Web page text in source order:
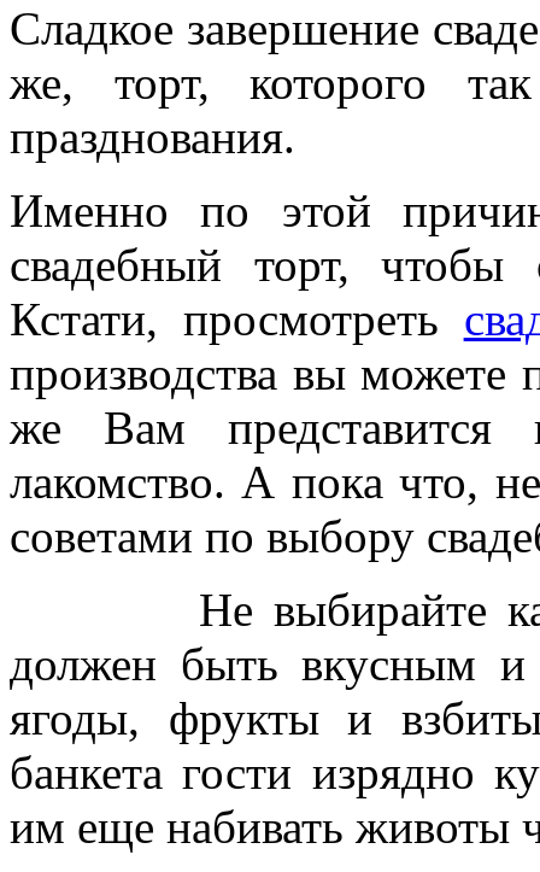
Сладкое завершение
же, торт, которого
празднования.
Именно по этой
свадебный торт,
Кстати, просмотреть
производства вы можете
же Вам представится
лакомство. А пока что,
советами по выбору
Не выбирайте
должен быть вкусным и
ягоды, фрукты и
банкета гости изрядно
им еще набивать животы